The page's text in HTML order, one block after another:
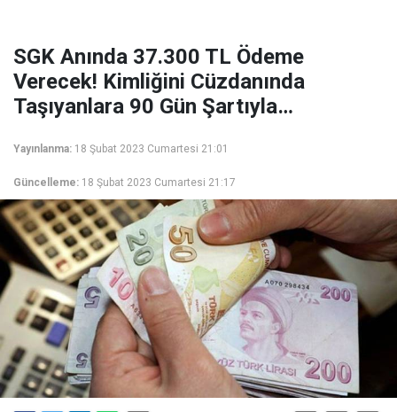
SGK Anında 37.300 TL Ödeme
Verecek! Kimliğini Cüzdanında
Taşıyanlara 90 Gün Şartıyla…
Yayınlanma: 18 Şubat 2023 Cumartesi 21:01
Güncelleme: 18 Şubat 2023 Cumartesi 21:17